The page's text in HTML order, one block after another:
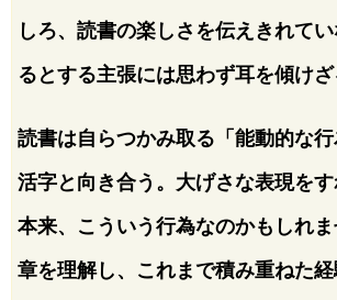
しろ、読書の楽しさを伝えきれて
るとする主張には思わず耳を傾けざ
読書は自らつかみ取る「能動的な行
活字と向き合う。大げさな表現を
本来、こういう行為なのかもしれ
章を理解し、これまで積み重ねた